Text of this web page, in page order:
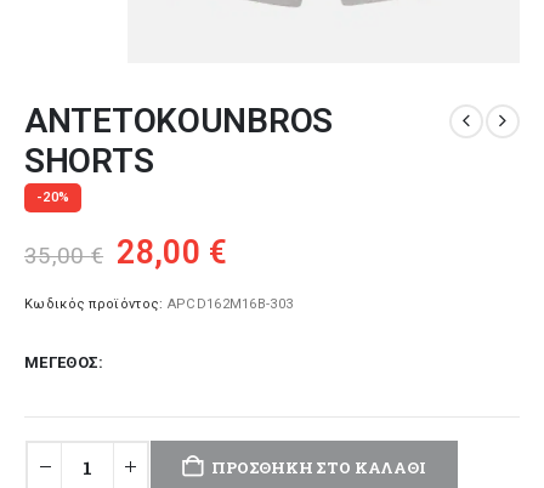
ANTETOKOUNBROS
SHORTS
-20%
35,00€ Original
was:
28,00 €
τιμή
Κωδικός προϊόντος: APCD162M16B-303
ΜΈΓΕΘΟΣ
ΠΡΟΣΘΉΚΗ ΣΤΟ ΚΑΛΆΘΙ